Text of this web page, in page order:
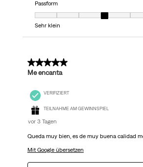
Passform
Passform, 4 von 7, wo 1 gleich Sehr klein
Sehr klein
5 von 5 Sternen.
Me encanta
VERIFIZIERT
TEILNAHME AM GEWINNSPIEL
vor 3 Tagen
Queda muy bien, es de muy buena calidad
Mit Google übersetzen